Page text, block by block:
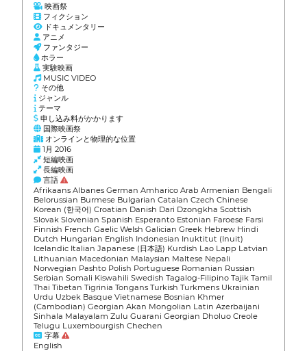
映画祭
フィクション
ドキュメンタリー
アニメ
ファンタジー
ホラー
実験映画
MUSIC VIDEO
その他
ジャンル
テーマ
申し込み料がかかります
国際映画祭
オンラインと物理的な位置
1月 2016
短編映画
長編映画
言語
Afrikaans Albanes German Amharico Arab Armenian Bengali
Belorussian Burmese Bulgarian Catalan Czech Chinese
Korean (한국어) Croatian Danish Dari Dzongkha Scottish
Slovak Slovenian Spanish Esperanto Estonian Faroese Farsi
Finnish French Gaelic Welsh Galician Greek Hebrew Hindi
Dutch Hungarian English Indonesian Inuktitut (Inuit)
Icelandic Italian Japanese (日本語) Kurdish Lao Lapp Latvian
Lithuanian Macedonian Malaysian Maltese Nepali
Norwegian Pashto Polish Portuguese Romanian Russian
Serbian Somali Kiswahili Swedish Tagalog-Filipino Tajik Tamil
Thai Tibetan Tigrinia Tongans Turkish Turkmens Ukrainian
Urdu Uzbek Basque Vietnamese Bosnian Khmer
(Cambodian) Georgian Akan Mongolian Latin Azerbaijani
Sinhala Malayalam Zulu Guarani Georgian Dholuo Creole
Telugu Luxembourgish Chechen
字幕
English